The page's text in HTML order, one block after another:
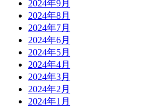
2024年9月
2024年8月
2024年7月
2024年6月
2024年5月
2024年4月
2024年3月
2024年2月
2024年1月